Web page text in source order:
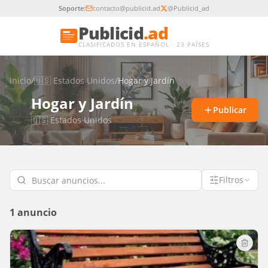
Soporte: contacto@publicid.ad @Publicid_ad
Publicid.ad
CLASIFICADOS EN ESPAÑOL · 23 PAÍSES
Inicio/🇺🇸 Estados Unidos/Hogar y Jardín
🏡Hogar y Jardín
🇺🇸 Estados Unidos
Publicar
Filtros
1 anuncio